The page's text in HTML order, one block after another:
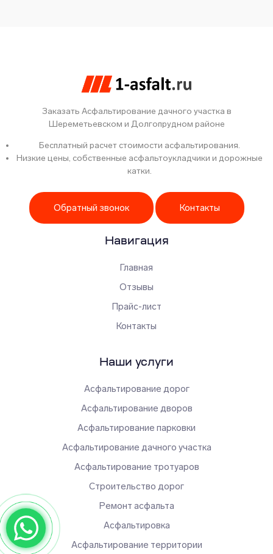
Заказать Асфальтирование дачного участка в
Шереметьевском и Долгопрудном районе
Бесплатный расчет стоимости асфальтирования.
Низкие цены, собственные асфальтоукладчики и дорожные
катки.
Обратный звонок Контакты
Навигация
Главная
Отзывы
Прайс-лист
Контакты
Наши услуги
Асфальтирование дорог
Асфальтирование дворов
Асфальтирование парковки
Асфальтирование дачного участка
Асфальтирование тротуаров
Строительство дорог
Ремонт асфальта
Асфальтировка
Асфальтирование территории